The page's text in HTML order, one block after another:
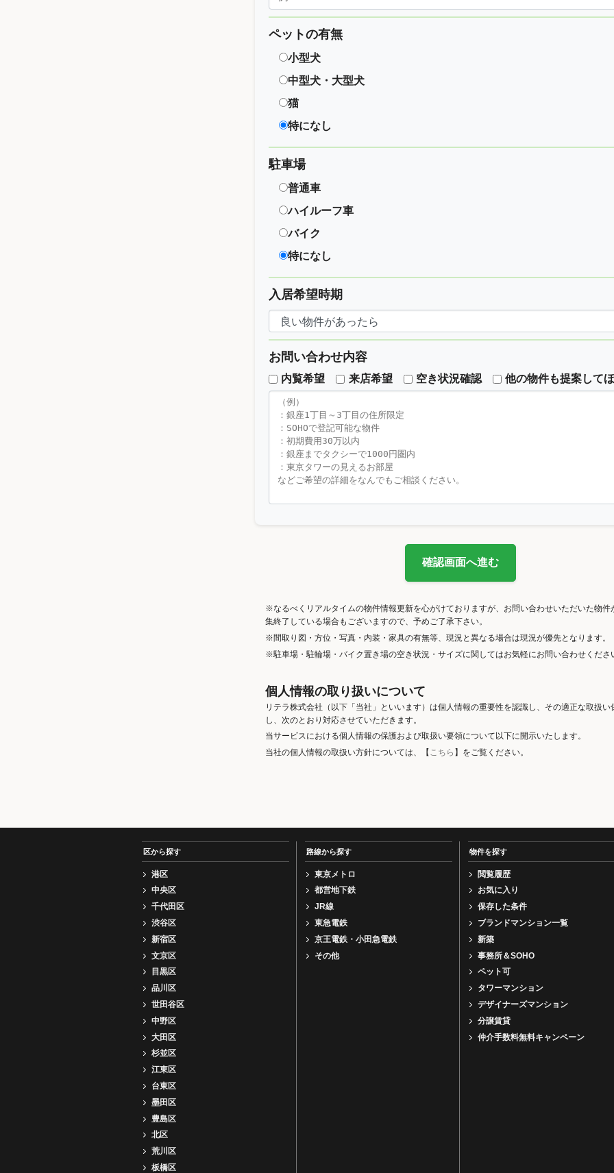
ペットの有無
小型犬
中型犬・大型犬
猫
特になし
駐車場
普通車
ハイルーフ車
バイク
特になし
入居希望時期
お問い合わせ内容
内覧希望 来店希望 空き状況確認 他の物件も提案して
確認画面へ進む
※なるべくリアルタイムの物件情報更新を心がけておりますが、お問い合わせいただいた物件
集終了している場合もございますので、予めご了承下さい。
※間取り図・方位・写真・内装・家具の有無等、現況と異なる場合は現況が優先となります。
※駐車場・駐輪場・バイク置き場の空き状況・サイズに関してはお気軽にお問い合わせくださ
個人情報の取り扱いについて
リテラ株式会社（以下「当社」といいます）は個人情報の重要性を認識し、その適正な取扱い
し、次のとおり対応させていただきます。
当サービスにおける個人情報の保護および取扱い要領について以下に開示いたします。
当社の個人情報の取扱い方針については、【 こちら 】をご覧ください。
区から探す
港区
中央区
千代田区
渋谷区
新宿区
文京区
目黒区
品川区
世田谷区
中野区
大田区
杉並区
江東区
台東区
墨田区
豊島区
北区
荒川区
板橋区
路線から探す
東京メトロ
都営地下鉄
JR線
東急電鉄
京王電鉄・小田急電鉄
その他
物件を探す
閲覧履歴
お気に入り
保存した条件
ブランドマンション一覧
新築
事務所＆SOHO
ペット可
タワーマンション
デザイナーズマンション
分譲賃貸
仲介手数料無料キャンペーン